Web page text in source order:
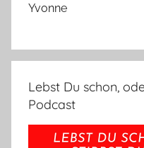
Yvonne
Lebst Du schon,
Podcast